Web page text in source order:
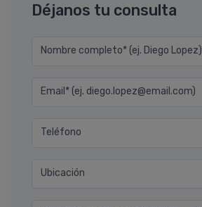
Déjanos tu consulta
Nombre completo* (ej. Diego Lopez)
Email* (ej. diego.lopez@email.com)
Teléfono
Ubicación